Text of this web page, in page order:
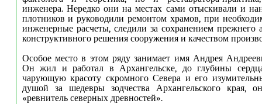
инженера. Нередко они на местах сами отыскивали и
плотников и руководили ремонтом храмов, при
инженерные расчеты, следили за сохранением прежнего
конструктивного решения сооружения и качеством
Особое место в этом ряду занимает имя Андрея
Он жил и работал в Архангельске, до глубины
чарующую красоту скромного Севера и его
душой за шедевры зодчества Архангельского края,
«ревнитель северных древностей».